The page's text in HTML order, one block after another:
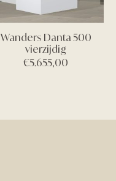
Wanders Danta 500
vierzijdig
€5.655,00